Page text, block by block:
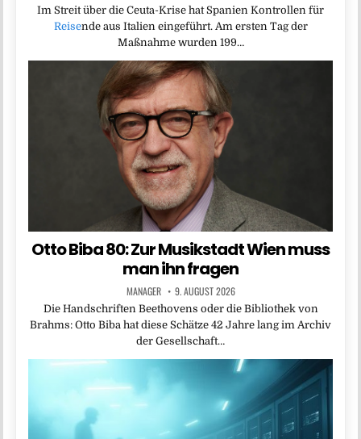
Im Streit über die Ceuta-Krise hat Spanien Kontrollen für
Reisende aus Italien eingeführt. Am ersten Tag der
Maßnahme wurden 199…
Otto Biba 80: Zur Musikstadt Wien muss
man ihn fragen
MANAGER 9. AUGUST 2026
Die Handschriften Beethovens oder die Bibliothek von
Brahms: Otto Biba hat diese Schätze 42 Jahre lang im Archiv
der Gesellschaft…